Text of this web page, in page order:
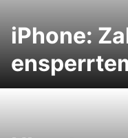
iPhone: